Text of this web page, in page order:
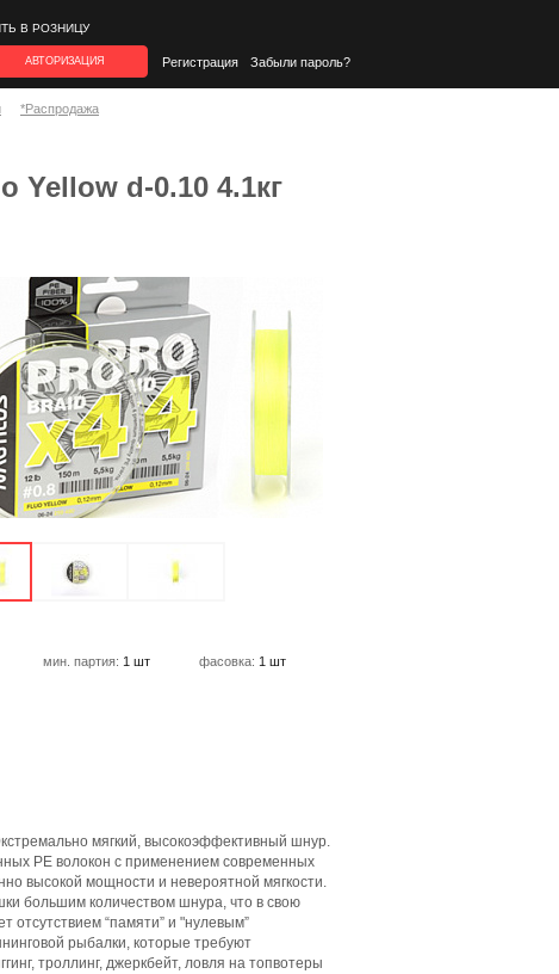
В РОЗНИЦУ
АВТОРИЗАЦИЯ Регистрация Забыли пароль?
*Распродажа
Yellow d-0.10 4.1кг
мин. партия: 1 шт фасовка: 1 шт
мягкий, высокоэффективный шнур.
РЕ волокон с применением современных
высокой мощности и невероятной мягкости.
большим количеством шнура, что в свою
отсутствием “памяти” и "нулевым”
рыбалки, которые требуют
троллинг, джеркбейт, ловля на топвотеры